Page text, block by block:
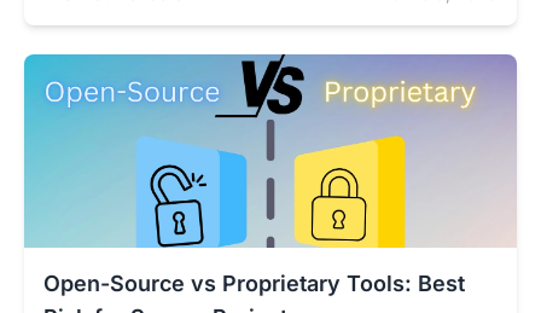
Open-Source vs Proprietary Tools: Best